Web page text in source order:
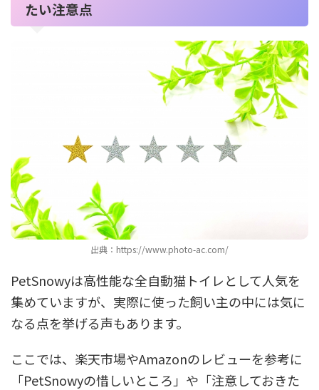
たい注意点
出典：https://www.photo-ac.com/
PetSnowyは高性能な全自動猫トイレとして人気を
集めていますが、実際に使った飼い主の中には気に
なる点を挙げる声もあります。
ここでは、楽天市場やAmazonのレビューを参考に
「PetSnowyの惜しいところ」や「注意しておきた